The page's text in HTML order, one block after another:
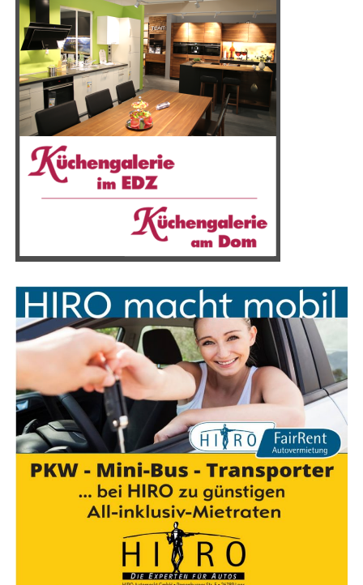
ten direkt an der Emslandhalle.
Anzeige